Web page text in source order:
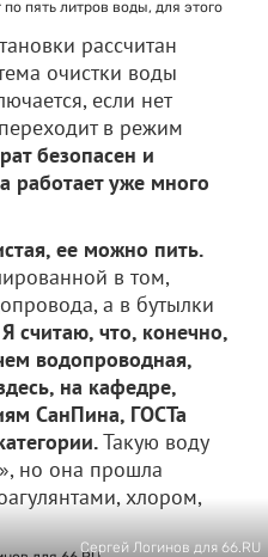
пять литров воды, для этого
рассчитан
очистки воды
если нет
в режим
безопасен и
работает уже много
ее можно пить.
в том,
а в бутылки
Я считаю, что, конечно,
водопроводная,
на кафедре,
СанПина, ГОСТа
Такую воду
но она прошла
хлором,
Сергей Логинов для 66.RU